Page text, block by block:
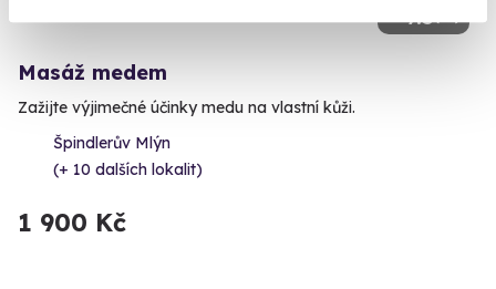
9.5
Masáž medem
Zažijte výjimečné účinky medu na vlastní kůži.
Špindlerův Mlýn
(+ 10 dalších lokalit)
1 900 Kč